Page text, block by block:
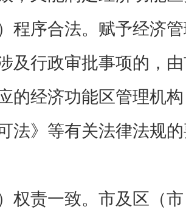
序合法。赋予经济管
及行政审批事项的，
的经济功能区管理机
法》等有关法律法规
责一致。市及区（市